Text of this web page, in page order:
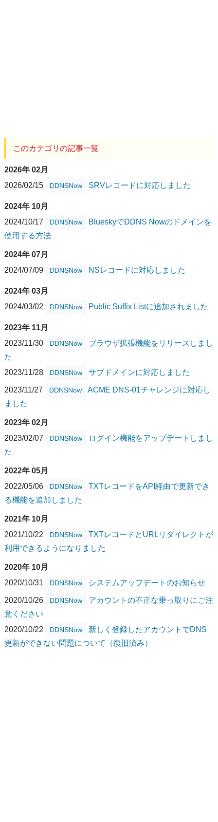
このカテゴリの記事一覧
2026年 02月
2026/02/15
DDNSNow SRVレコードに対応しました
2024年 10月
2024/10/17
DDNSNow
BlueskyでDDNS Nowのドメインを
使用する方法
2024年 07月
2024/07/09
DDNSNow NSレコードに対応しました
2024年 03月
2024/03/02
DDNSNow Public Suffix Listに追加されました
2023年 11月
2023/11/30
DDNSNow
ブラウザ拡張機能をリリースしまし
た
2023/11/28
DDNSNow サブドメインに対応しました
2023/11/27 DDNSNow
ACME DNS-01チャレンジに対応し
ました
2023年 02月
2023/02/07
DDNSNow
ログイン機能をアップデートしまし
た
2022年 05月
2022/05/06
DDNSNow
TXTレコードをAPI経由で更新でき
る機能を追加しました
2021年 10月
2021/10/22
DDNSNow
TXTレコードとURLリダイレクトが
利用できるようになりました
2020年 10月
2020/10/31
DDNSNow システムアップデートのお知らせ
2020/10/26 DDNSNow
アカウントの不正な乗っ取りにご注
意ください
2020/10/22
DDNSNow
新しく登録したアカウントでDNS
更新ができない問題について（復旧済み）